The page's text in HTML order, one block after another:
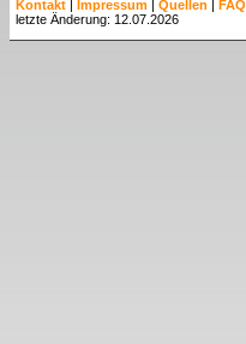
Kontakt | Impressum | Quellen | FAQ
letzte Änderung: 12.07.2026